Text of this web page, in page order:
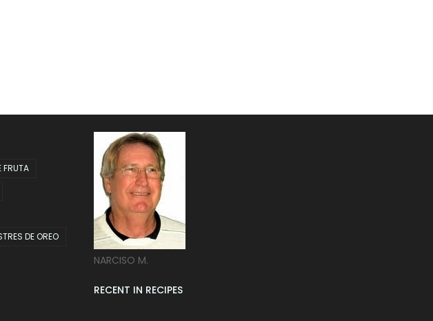
FRUTA
DE OREO
NARCISO M.
RECENT IN RECIPES